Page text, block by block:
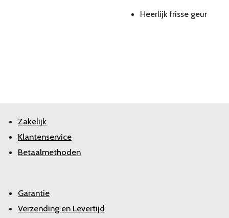
Heerlijk frisse geur
Zakelijk
Klantenservice
Betaalmethoden
Garantie
Verzending en Levertijd